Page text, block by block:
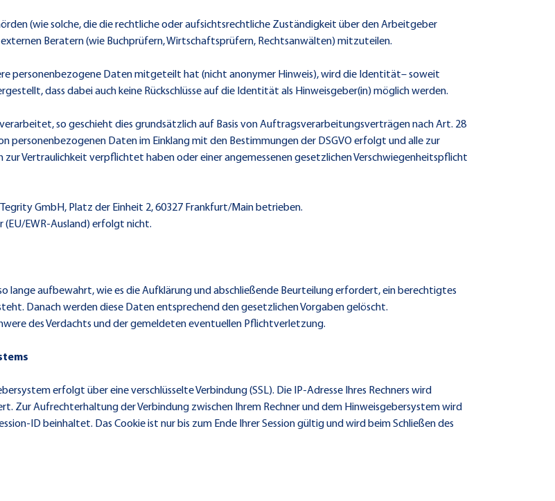
(wie solche, die die rechtliche oder aufsichtsrechtliche Zuständigkeit über den Arbeitgeber
Beratern (wie Buchprüfern, Wirtschaftsprüfern, Rechtsanwälten) mitzuteilen.
personenbezogene Daten mitgeteilt hat (nicht anonymer Hinweis), wird die Identität– soweit
dass dabei auch keine Rückschlüsse auf die Identität als Hinweisgeber(in) möglich werden.
so geschieht dies grundsätzlich auf Basis von Auftragsverarbeitungsverträgen nach Art. 28
personenbezogenen Daten im Einklang mit den Bestimmungen der DSGVO erfolgt und alle zur
Vertraulichkeit verpflichtet haben oder einer angemessenen gesetzlichen Verschwiegenheitspflicht
GmbH, Platz der Einheit 2, 60327 Frankfurt/Main betrieben.
EWR-Ausland) erfolgt nicht.
lange aufbewahrt, wie es die Aufklärung und abschließende Beurteilung erfordert, ein berechtigtes
Danach werden diese Daten entsprechend den gesetzlichen Vorgaben gelöscht.
des Verdachts und der gemeldeten eventuellen Pflichtverletzung.
erfolgt über eine verschlüsselte Verbindung (SSL). Die IP-Adresse Ihres Rechners wird
Zur Aufrechterhaltung der Verbindung zwischen Ihrem Rechner und dem Hinweisgebersystem wird
ID beinhaltet. Das Cookie ist nur bis zum Ende Ihrer Session gültig und wird beim Schließen des